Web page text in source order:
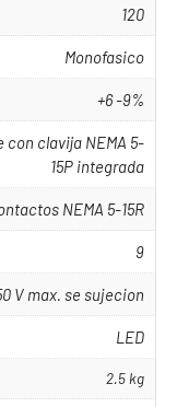
120
Monofasico
+6 -9%
con clavija NEMA 5-
15P integrada
NEMA 5-15R
9
V max. se sujecion
LED
2.5 kg